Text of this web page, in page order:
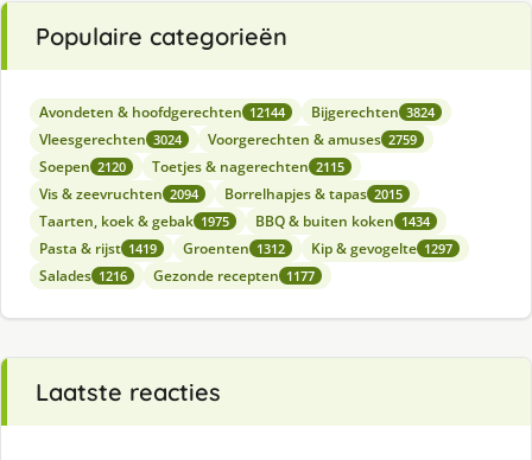
Populaire categorieën
Avondeten & hoofdgerechten 12144 Bijgerechten 3824
Vleesgerechten 3024 Voorgerechten & amuses 2759
Soepen 2120 Toetjes & nagerechten 2115
Vis & zeevruchten 2094 Borrelhapjes & tapas 2015
Taarten, koek & gebak 1975 BBQ & buiten koken 1434
Pasta & rijst 1419 Groenten 1312 Kip & gevogelte 1297
Salades 1216 Gezonde recepten 1177
Laatste reacties